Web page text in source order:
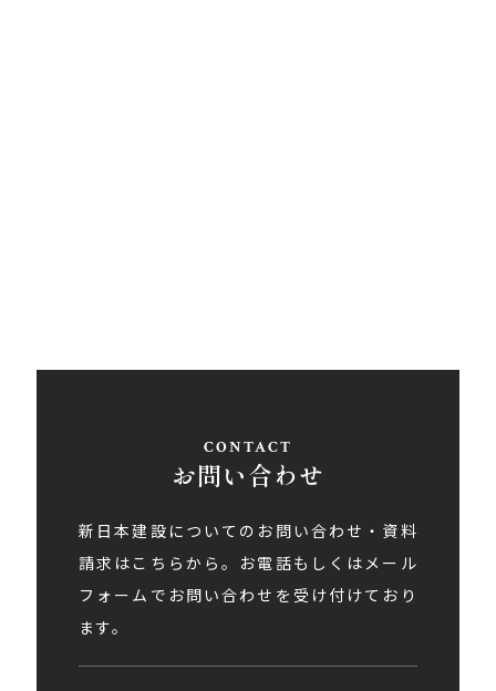
お問い合わせ
新日本建設についてのお問い合わせ・資料
請求はこちらから。お電話もしくはメール
フォームでお問い合わせを受け付けており
ます。